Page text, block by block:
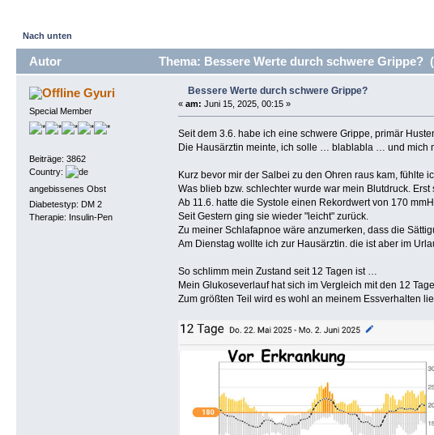
Nach unten
Autor Thema: Bessere Werte durch schwere Grippe?
Gyuri
Special Member
Beiträge: 3862
Country:
angebissenes Obst
Diabetestyp: DM 2
Therapie: Insulin-Pen
Bessere Werte durch schwere Grippe?
« am: Juni 15, 2025, 00:15 »
Seit dem 3.6. habe ich eine schwere Grippe, primär
Die Hausärztin meinte, ich solle … blablabla … und mich
Kurz bevor mir der Salbei zu den Ohren raus kam, fühlte
Was blieb bzw. schlechter wurde war mein Blutdruck.
Ab 11.6. hatte die Systole einen Rekordwert von 170
Seit Gestern ging sie wieder "leicht" zurück.
Zu meiner Schlafapnoe wäre anzumerken, dass die
Am Dienstag wollte ich zur Hausärztin. die ist aber im
So schlimm mein Zustand seit 12 Tagen ist …
Mein Glukoseverlauf hat sich im Vergleich mit den 12
Zum größten Teil wird es wohl an meinem Essverhalten